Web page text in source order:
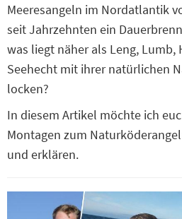
Meeresangeln im Nordatlantik
seit Jahrzehnten ein
was liegt näher als Leng,
Seehecht mit ihrer natürlichen
locken?
In diesem Artikel möchte ich
Montagen zum
und erklären.